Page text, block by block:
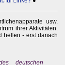
usw.
ihrer Aktivitäten.
helfen - erst danach
deutschen